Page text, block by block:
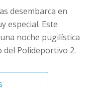
desembarca en
especial. Este
noche pugilística
del Polideportivo 2.